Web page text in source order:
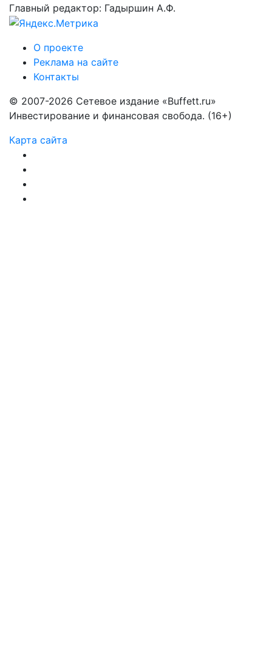
Главный редактор: Гадыршин А.Ф.
О проекте
Реклама на сайте
Контакты
© 2007-2026 Сетевое издание «Buffett.ru»
Инвестирование и финансовая свобода. (16+)
Карта сайта